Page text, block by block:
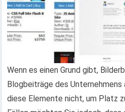
Wenn es einen Grund gibt,
Blogbeiträge des
diese Elemente nicht, um Platz